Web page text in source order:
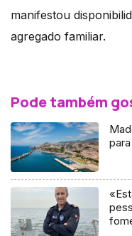
manifestou
agregado familiar.
Pode também